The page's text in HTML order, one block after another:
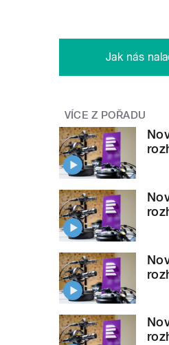
Jak nás
VÍCE Z POŘADU